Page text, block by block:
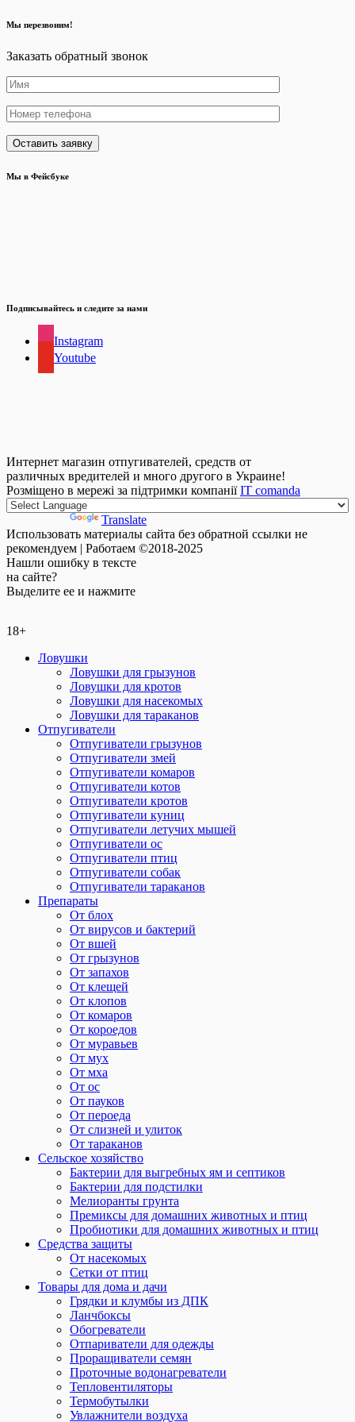
Мы перезвоним!
Заказать обратный звонок
Мы в Фейсбуке
Подписывайтесь и следите за нами
Instagram
Youtube
Интернет магазин отпугивателей, средств от
различных вредителей и много другого в Украине!
Розміщено в мережі за підтримки компаніїIT comanda
Translate
Использовать материалы сайта без обратной ссылки не
рекомендуем | Работаем ©2018-2025
Нашли ошибку в тексте
на сайте?
Выделите ее и нажмите
18+
Ловушки
Ловушки для грызунов
Ловушки для кротов
Ловушки для насекомых
Ловушки для тараканов
Отпугиватели
Отпугиватели грызунов
Отпугиватели змей
Отпугиватели комаров
Отпугиватели котов
Отпугиватели кротов
Отпугиватели куниц
Отпугиватели летучих мышей
Отпугиватели ос
Отпугиватели птиц
Отпугиватели собак
Отпугиватели тараканов
Препараты
От блох
От вирусов и бактерий
От вшей
От грызунов
От запахов
От клещей
От клопов
От комаров
От короедов
От муравьев
От мух
От мха
От ос
От пауков
От пероеда
От слизней и улиток
От тараканов
Сельское хозяйство
Бактерии для выгребных ям и септиков
Бактерии для подстилки
Мелиоранты грунта
Премиксы для домашних животных и птиц
Пробиотики для домашних животных и птиц
Средства защиты
От насекомых
Сетки от птиц
Товары для дома и дачи
Грядки и клумбы из ДПК
Ланчбоксы
Обогреватели
Отпариватели для одежды
Проращиватели семян
Проточные водонагреватели
Тепловентиляторы
Термобутылки
Увлажнители воздуха